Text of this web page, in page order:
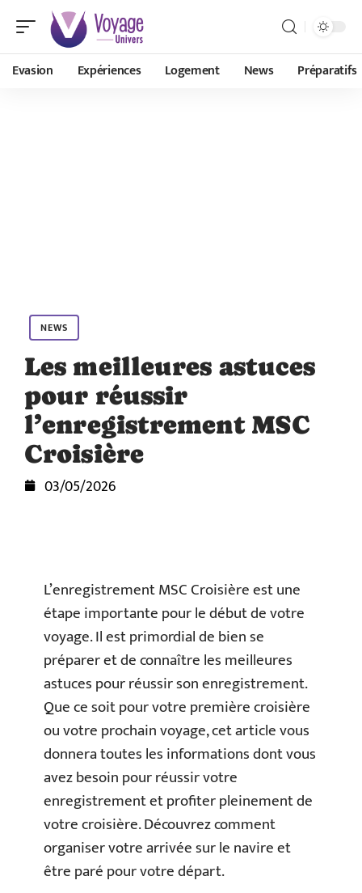
Evasion Expériences Logement News Préparatifs
NEWS
Les meilleures astuces
pour réussir
l’enregistrement MSC
Croisière
03/05/2026
L’enregistrement MSC Croisière est une
étape importante pour le début de votre
voyage. Il est primordial de bien se
préparer et de connaître les meilleures
astuces pour réussir son enregistrement.
Que ce soit pour votre première croisière
ou votre prochain voyage, cet article vous
donnera toutes les informations dont vous
avez besoin pour réussir votre
enregistrement et profiter pleinement de
votre croisière. Découvrez comment
organiser votre arrivée sur le navire et
être paré pour votre départ.